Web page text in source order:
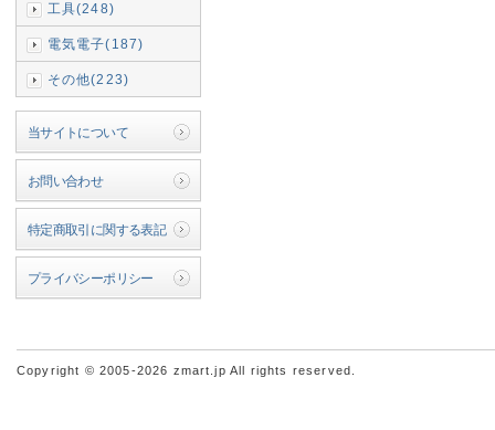
工具(248)
電気電子(187)
その他(223)
当サイトについて
お問い合わせ
特定商取引に関する表記
プライバシーポリシー
Copyright © 2005-2026 zmart.jp All rights reserved.